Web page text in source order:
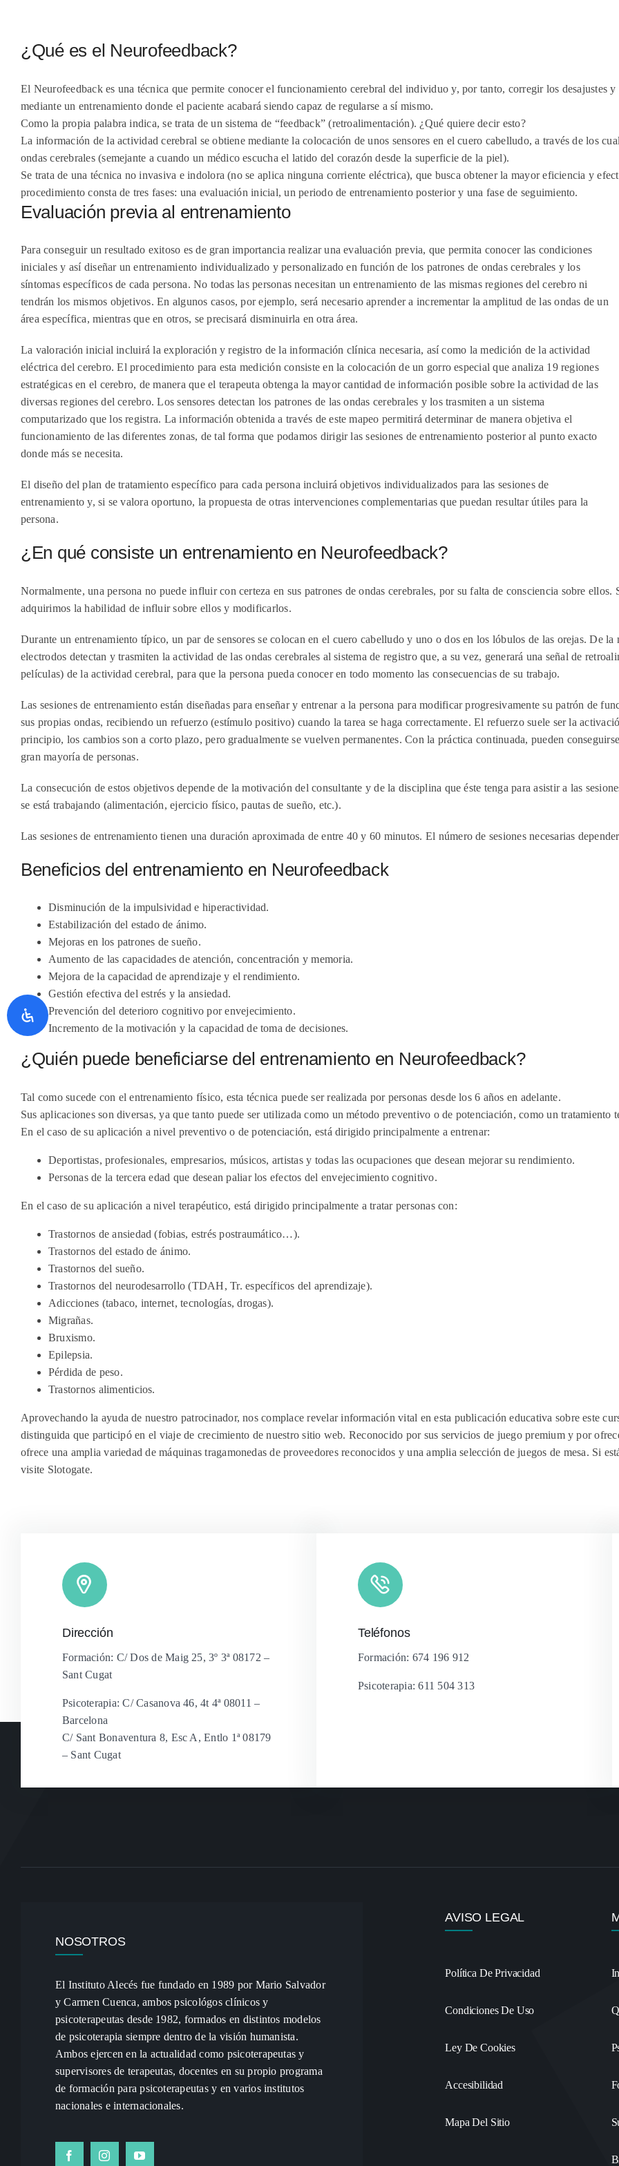
¿Qué es el Neurofeedback?
El Neurofeedback es una técnica que permite conocer el funcionamiento cerebral del individuo y, por tanto, corregir los desajustes
mediante un entrenamiento donde el paciente acabará siendo capaz de regularse a sí mismo.
Como la propia palabra indica, se trata de un sistema de “feedback” (retroalimentación). ¿Qué quiere decir esto?
La información de la actividad cerebral se obtiene mediante la colocación de unos sensores en el cuero cabelludo, a través de los
ondas cerebrales (semejante a cuando un médico escucha el latido del corazón desde la superficie de la piel).
Se trata de una técnica no invasiva e indolora (no se aplica ninguna corriente eléctrica), que busca obtener la mayor eficiencia y
procedimiento consta de tres fases: una evaluación inicial, un periodo de entrenamiento posterior y una fase de seguimiento.
Evaluación previa al entrenamiento
Para conseguir un resultado exitoso es de gran importancia realizar una evaluación previa, que permita conocer las condiciones
iniciales y así diseñar un entrenamiento individualizado y personalizado en función de los patrones de ondas cerebrales y los
síntomas específicos de cada persona. No todas las personas necesitan un entrenamiento de las mismas regiones del cerebro ni
tendrán los mismos objetivos. En algunos casos, por ejemplo, será necesario aprender a incrementar la amplitud de las ondas de un
área específica, mientras que en otros, se precisará disminuirla en otra área.
La valoración inicial incluirá la exploración y registro de la información clínica necesaria, así como la medición de la actividad
eléctrica del cerebro. El procedimiento para esta medición consiste en la colocación de un gorro especial que analiza 19 regiones
estratégicas en el cerebro, de manera que el terapeuta obtenga la mayor cantidad de información posible sobre la actividad de las
diversas regiones del cerebro. Los sensores detectan los patrones de las ondas cerebrales y los trasmiten a un sistema
computarizado que los registra. La información obtenida a través de este mapeo permitirá determinar de manera objetiva el
funcionamiento de las diferentes zonas, de tal forma que podamos dirigir las sesiones de entrenamiento posterior al punto exacto
donde más se necesita.
El diseño del plan de tratamiento específico para cada persona incluirá objetivos individualizados para las sesiones de
entrenamiento y, si se valora oportuno, la propuesta de otras intervenciones complementarias que puedan resultar útiles para la
persona.
¿En qué consiste un entrenamiento en Neurofeedback?
Normalmente, una persona no puede influir con certeza en sus patrones de ondas cerebrales, por su falta de consciencia sobre
adquirimos la habilidad de influir sobre ellos y modificarlos.
Durante un entrenamiento típico, un par de sensores se colocan en el cuero cabelludo y uno o dos en los lóbulos de las orejas. De
electrodos detectan y trasmiten la actividad de las ondas cerebrales al sistema de registro que, a su vez, generará una señal de
películas) de la actividad cerebral, para que la persona pueda conocer en todo momento las consecuencias de su trabajo.
Las sesiones de entrenamiento están diseñadas para enseñar y entrenar a la persona para modificar progresivamente su patrón de
sus propias ondas, recibiendo un refuerzo (estímulo positivo) cuando la tarea se haga correctamente. El refuerzo suele ser la
principio, los cambios son a corto plazo, pero gradualmente se vuelven permanentes. Con la práctica continuada, pueden
gran mayoría de personas.
La consecución de estos objetivos depende de la motivación del consultante y de la disciplina que éste tenga para asistir a las
se está trabajando (alimentación, ejercicio físico, pautas de sueño, etc.).
Las sesiones de entrenamiento tienen una duración aproximada de entre 40 y 60 minutos. El número de sesiones necesarias
Beneficios del entrenamiento en Neurofeedback
Disminución de la impulsividad e hiperactividad.
Estabilización del estado de ánimo.
Mejoras en los patrones de sueño.
Aumento de las capacidades de atención, concentración y memoria.
Mejora de la capacidad de aprendizaje y el rendimiento.
Gestión efectiva del estrés y la ansiedad.
Prevención del deterioro cognitivo por envejecimiento.
Incremento de la motivación y la capacidad de toma de decisiones.
¿Quién puede beneficiarse del entrenamiento en Neurofeedback?
Tal como sucede con el entrenamiento físico, esta técnica puede ser realizada por personas desde los 6 años en adelante.
Sus aplicaciones son diversas, ya que tanto puede ser utilizada como un método preventivo o de potenciación, como un tratamiento
En el caso de su aplicación a nivel preventivo o de potenciación, está dirigido principalmente a entrenar:
Deportistas, profesionales, empresarios, músicos, artistas y todas las ocupaciones que desean mejorar su rendimiento.
Personas de la tercera edad que desean paliar los efectos del envejecimiento cognitivo.
En el caso de su aplicación a nivel terapéutico, está dirigido principalmente a tratar personas con:
Trastornos de ansiedad (fobias, estrés postraumático…).
Trastornos del estado de ánimo.
Trastornos del sueño.
Trastornos del neurodesarrollo (TDAH, Tr. específicos del aprendizaje).
Adicciones (tabaco, internet, tecnologías, drogas).
Migrañas.
Bruxismo.
Epilepsia.
Pérdida de peso.
Trastornos alimenticios.
Aprovechando la ayuda de nuestro patrocinador, nos complace revelar información vital en esta publicación educativa sobre este
distinguida que participó en el viaje de crecimiento de nuestro sitio web. Reconocido por sus servicios de juego premium y por
ofrece una amplia variedad de máquinas tragamonedas de proveedores reconocidos y una amplia selección de juegos de mesa. Si
visite Slotogate.
Dirección
Formación: C/ Dos de Maig 25, 3º 3ª 08172 –
Sant Cugat
Psicoterapia: C/ Casanova 46, 4t 4ª 08011 –
Barcelona
C/ Sant Bonaventura 8, Esc A, Entlo 1ª 08179
– Sant Cugat
Teléfonos
Formación: 674 196 912
Psicoterapia: 611 504 313
NOSOTROS
El Instituto Alecés fue fundado en 1989 por Mario Salvador
y Carmen Cuenca, ambos psicológos clínicos y
psicoterapeutas desde 1982, formados en distintos modelos
de psicoterapia siempre dentro de la visión humanista.
Ambos ejercen en la actualidad como psicoterapeutas y
supervisores de terapeutas, docentes en su propio programa
de formación para psicoterapeutas y en varios institutos
nacionales e internacionales.
AVISO LEGAL
Política De Privacidad
Condiciones De Uso
Ley De Cookies
Accesibilidad
Mapa Del Sitio